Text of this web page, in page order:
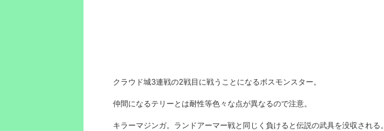
クラウド城3連戦の2戦目に戦うことになるボスモンスター。
仲間になるテリーとは耐性等色々な点が異なるので注意。
キラーマジンガ。ランドアーマー戦と同じく負けると伝説の武具を没収される。